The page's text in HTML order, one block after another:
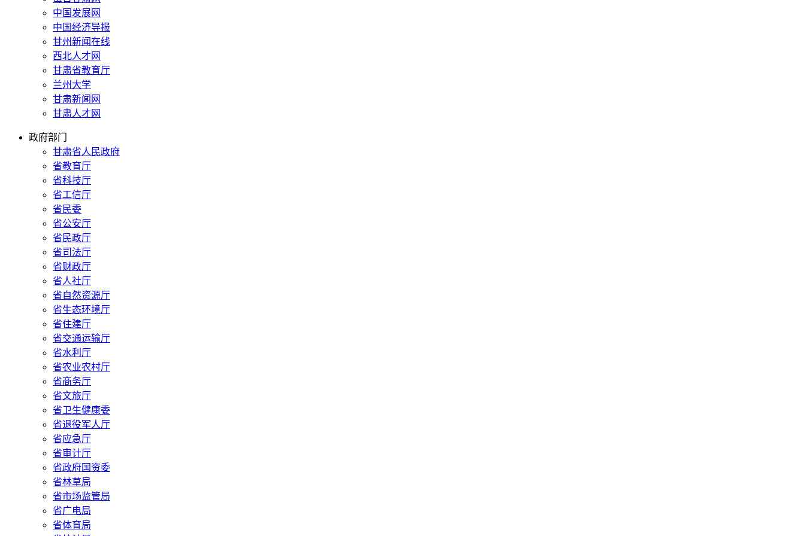
中国发展网
中国经济导报
甘州新闻在线
西北人才网
甘肃省教育厅
兰州大学
甘肃新闻网
甘肃人才网
政府部门
甘肃省人民政府
省教育厅
省科技厅
省工信厅
省民委
省公安厅
省民政厅
省司法厅
省财政厅
省人社厅
省自然资源厅
省生态环境厅
省住建厅
省交通运输厅
省水利厅
省农业农村厅
省商务厅
省文旅厅
省卫生健康委
省退役军人厅
省应急厅
省审计厅
省政府国资委
省林草局
省市场监管局
省广电局
省体育局